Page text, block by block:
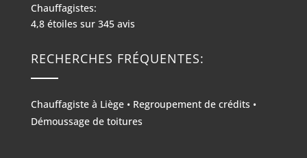
Chauffagistes:
4,8étoiles sur 345avis
RECHERCHES FRÉQUENTES:
Chauffagiste à Liège• Regroupement de crédits •
Démoussage de toitures